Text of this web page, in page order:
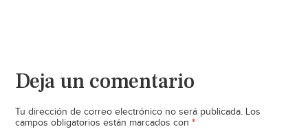
Deja un comentario
Tu dirección de correo electrónico no será publicada. Los
campos obligatorios están marcados con *